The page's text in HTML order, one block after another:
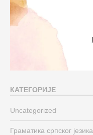
КАТЕГОРИЈЕ
Uncategorized
Граматика српског језика